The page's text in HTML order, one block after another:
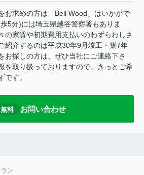
お求めの方は「Bell Wood」はいかがで
5分)には埼玉県越谷警察署もありま
の家賃や初期費用支払いのわずらわしさ
紹介するのは平成30年9月竣工・築7年
お探しの方は、ぜひ当社にご連絡下さ
を取り扱っておりますので、きっとご希
です。
無料 お問い合わせ
ン